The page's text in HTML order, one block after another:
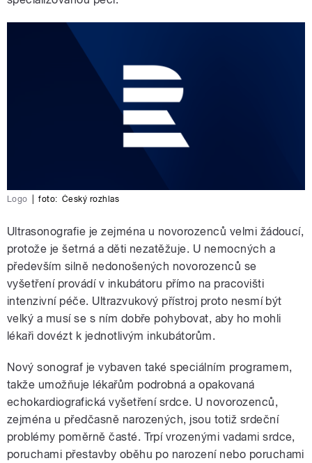
Logo foto: Český rozhlas
Ultrasonografie je zejména u novorozenců velmi žádoucí,
protože je šetrná a děti nezatěžuje. U nemocných a
především silně nedonošených novorozenců se
vyšetření provádí v inkubátoru přímo na pracovišti
intenzivní péče. Ultrazvukový přístroj proto nesmí být
velký a musí se s ním dobře pohybovat, aby ho mohli
lékaři dovézt k jednotlivým inkubátorům.
Nový sonograf je vybaven také speciálním programem,
takže umožňuje lékařům podrobná a opakovaná
echokardiografická vyšetření srdce. U novorozenců,
zejména u předčasně narozených, jsou totiž srdeční
problémy poměrně časté. Trpí vrozenými vadami srdce,
poruchami přestavby oběhu po narození nebo poruchami